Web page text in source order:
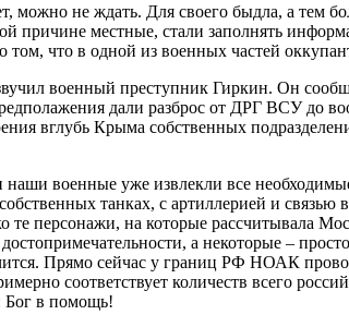
можно не ждать. Для своего быдла, а тем
причине местные, стали заполнять
что в одной из военных частей
военный преступник Гиркин. Он
дали разброс от ДРГ ВСУ до
вглубь Крыма собственных
наши военные уже извлекли все
танках, с артиллерией и
персонажи, на которые рассчитывала
а некоторые –
Прямо сейчас у границ РФ НОАК
соответствует количеств всего
Бог в помощь!